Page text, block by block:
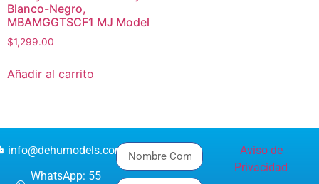
Blanco-Negro,
MBAMGGTSCF1 MJ Model
$1,299.00
Añadir al carrito
info@dehumodels.com
WhatsApp: 55
Aviso de
Privacidad